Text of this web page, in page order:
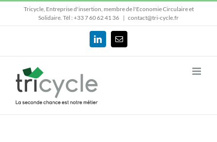
contenu
Tricycle, Entreprise d'insertion, membre de l'Economie Circulaire et
Solidaire. Tél : +33 7 60 62 41 36 | contact@tri-cycle.fr
LinkedInEmail